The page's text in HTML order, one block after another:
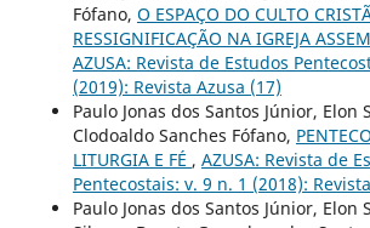
Fófano, O ESPAÇO DO CULTO
RESSIGNIFICAÇÃO NA IGREJA
AZUSA: Revista de Estudos
(2019): Revista Azusa (17)
Paulo Jonas dos Santos Júnior, Elon
Clodoaldo Sanches Fófano,
LITURGIA E FÉ , AZUSA: Revista de
Pentecostais: v. 9 n. 1 (2018):
Paulo Jonas dos Santos Júnior, Elon